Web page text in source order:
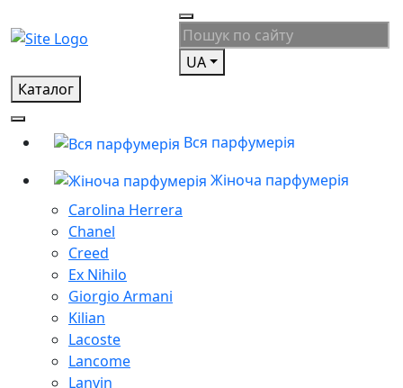
UA
Каталог
Вся парфумерія
Жіноча парфумерія
Carolina Herrera
Chanel
Creed
Ex Nihilo
Giorgio Armani
Kilian
Lacoste
Lancome
Lanvin